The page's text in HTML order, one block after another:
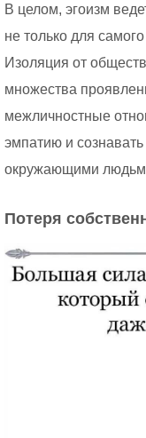
В целом, эгоизм
не только для
Изоляция от
множества
межличностные
эмпатию и
окружающими
Потеря